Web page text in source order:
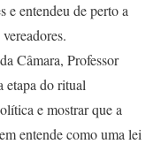
e entendeu de perto a
Câmara, Professor
etapa do ritual
e mostrar que a
entende como uma lei